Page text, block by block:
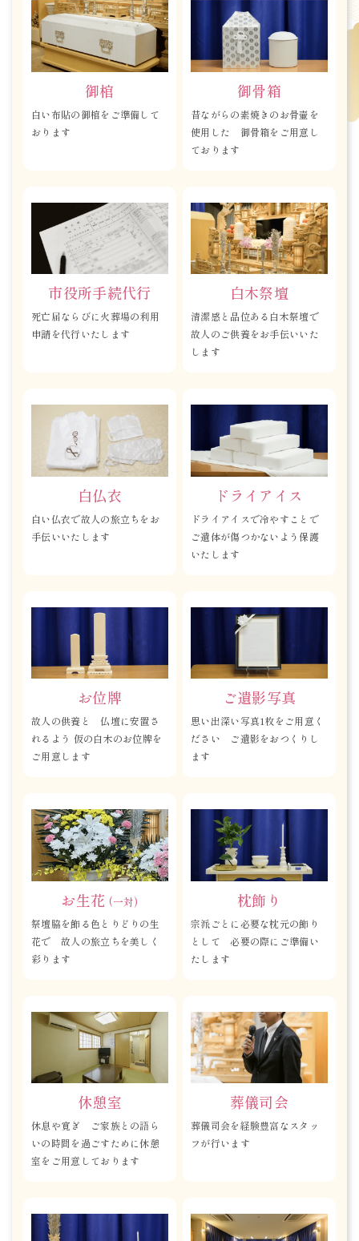
御棺
白い布貼の御棺をご準備して
おります
御骨箱
昔ながらの素焼きのお骨壷を
使用した 御骨箱をご用意し
ております
市役所手続代行
死亡届ならびに火葬場の利用
申請を代行いたします
白木祭壇
清潔感と品位ある白木祭壇で
故人のご供養をお手伝いいた
します
白仏衣
白い仏衣で故人の旅立ちをお
手伝いいたします
ドライアイス
ドライアイスで冷やすことで
ご遺体が傷つかないよう保護
いたします
お位牌
故人の供養と 仏壇に安置さ
れるよう 仮の白木のお位牌を
ご用意します
ご遺影写真
思い出深い写真1枚をご用意く
ださい ご遺影をおつくりし
ます
お生花(一対)
祭壇脇を飾る色とりどりの生
花で 故人の旅立ちを美しく
彩ります
枕飾り
宗派ごとに必要な枕元の飾り
として 必要の際にご準備い
たします
休憩室
休息や寛ぎ ご家族との語ら
いの時間を過ごすために休憩
室をご用意しております
葬儀司会
葬儀司会を経験豊富なスタッ
フが行います